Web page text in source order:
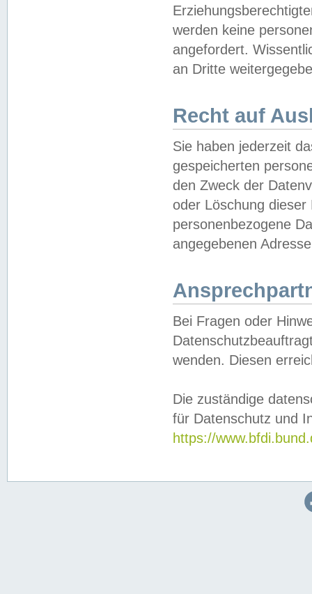
werden keine
angefordert.
an Dritte
Recht auf
Sie haben jederzeit
gespeicherten
den Zweck der
oder Löschung
personenbezogene
angegebenen
Bei Fragen oder
wenden. Diesen
Die zuständige
für Datenschutz und
https://